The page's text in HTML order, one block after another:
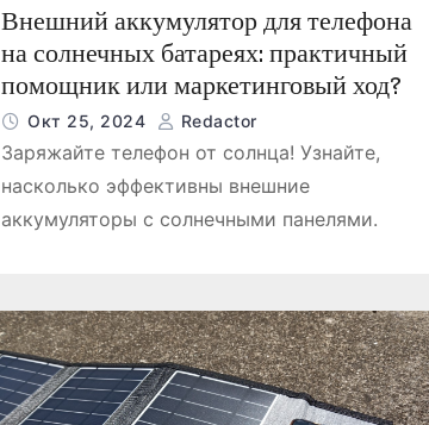
Внешний аккумулятор для телефона
на солнечных батареях: практичный
помощник или маркетинговый ход?
Окт 25, 2024 Redactor
Заряжайте телефон от солнца! Узнайте,
насколько эффективны внешние
аккумуляторы с солнечными панелями.